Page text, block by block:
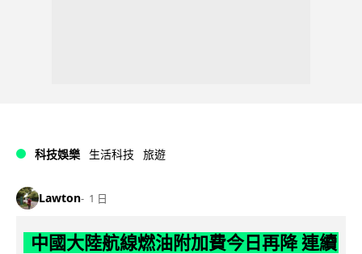
科技娛樂 生活科技 旅遊
Lawton 1 日
中國大陸航線燃油附加費今日再降 連續